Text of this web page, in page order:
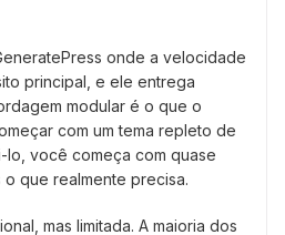
onde a velocidade
principal, e ele entrega
modular é o que o
com um tema repleto de
você começa com quase
que realmente precisa.
mas limitada. A maioria dos